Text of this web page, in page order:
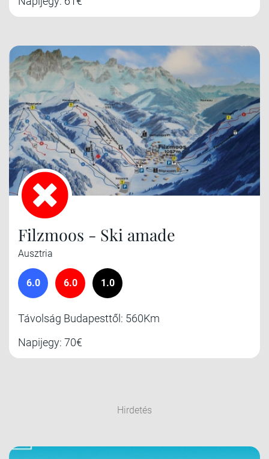
Filzmoos - Ski amade
Ausztria
6.0 6.0 1.0
Távolság Budapesttől: 560Km
Napijegy: 70€
Hirdetés